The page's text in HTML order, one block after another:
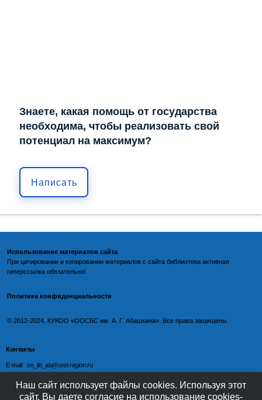
Знаете, какая помощь от государства
необходима, чтобы реализовать свой
потенциал на максимум?
Написать
Использование материалов сайта
При цитировании и копировании материалов с сайта библиотеки активная
гиперссылка обязательна!
Политика конфиденциальности
©️ 2012-2024, КУКОО «ООСБС им. А. Г. Абашкина». Все права защищены.
Контакты
E-mail: oo_lib_ab@orel-region.ru
Телефон:
(4862) 77-09-75 (директор),
Наш сайт использует файлы cookies. Используя этот
сайт, Вы даете согласие на использование cookies-